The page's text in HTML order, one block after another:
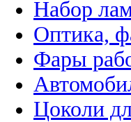
Набор
Оптика,
Фары
Цоколи